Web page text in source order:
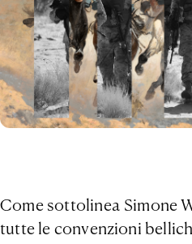
Come sottolinea Simone
tutte le convenzioni